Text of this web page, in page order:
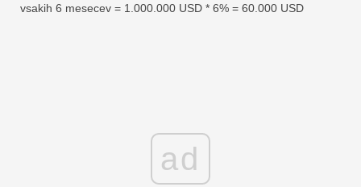
vsakih 6 mesecev = 1.000.000 USD * 6% = 60.000 USD
ad